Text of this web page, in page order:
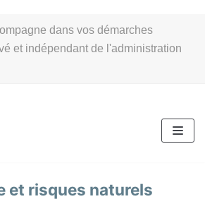
dans vos démarches
et indépendant de l'administration
et risques naturels